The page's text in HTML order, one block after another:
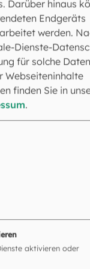
Darüber hinaus
Endgeräts
werden.
Dienste-
für solche
Webseiteninhalte
finden Sie in
.
aktivieren oder